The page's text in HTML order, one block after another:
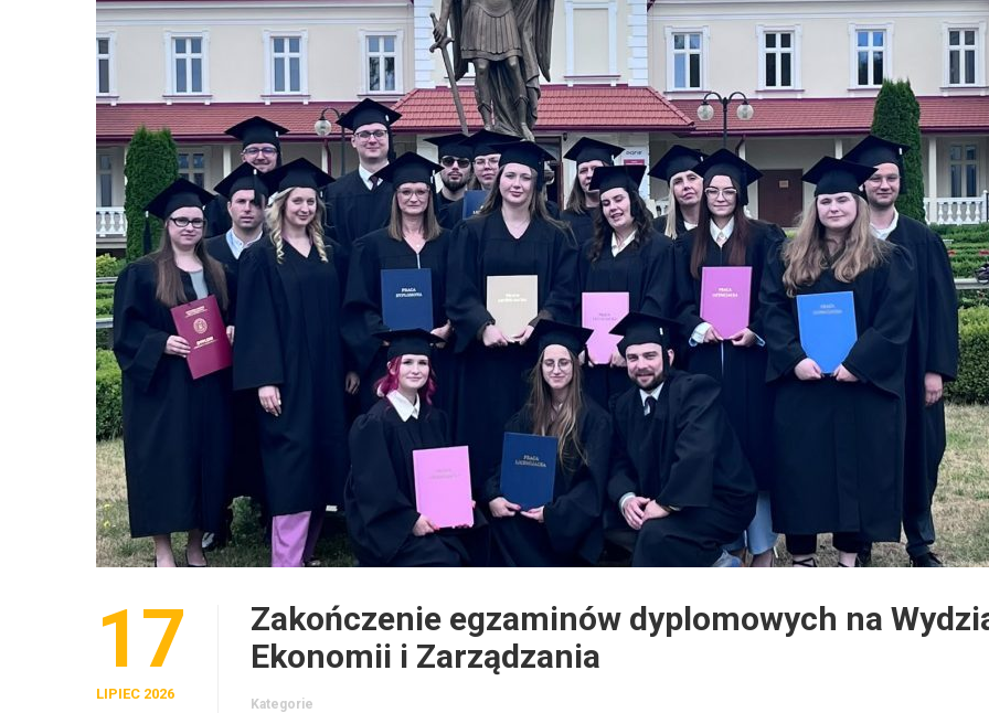
17
LIPIEC 2026
Zakończenie egzaminów dyplomowych na
Ekonomii i Zarządzania
Kategorie